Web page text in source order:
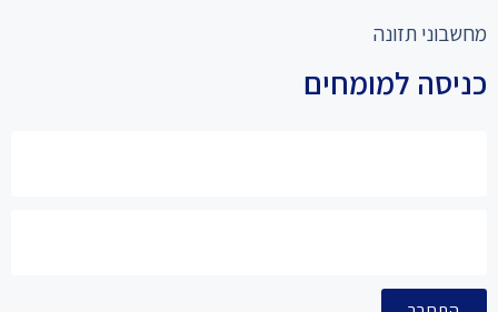
מחשבוני תזונה
כניסה למומחים